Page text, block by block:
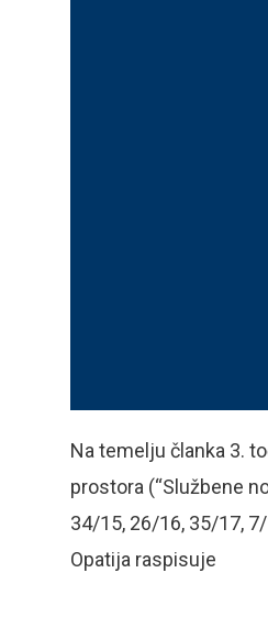
Na temelju članka 3.
prostora (“Službene
34/15, 26/16, 35/17,
Opatija raspisuje